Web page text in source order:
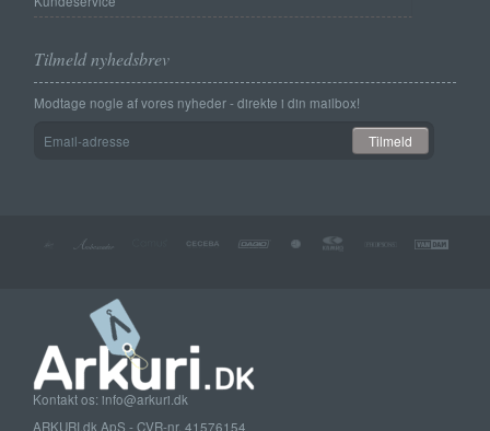
Tilmeld nyhedsbrev
Modtage nogle af vores nyheder - direkte i din mailbox!
adresse
Tilmeld
Kontakt os: info@arkuri.dk
ARKURI.dk ApS - CVR-nr. 41576154